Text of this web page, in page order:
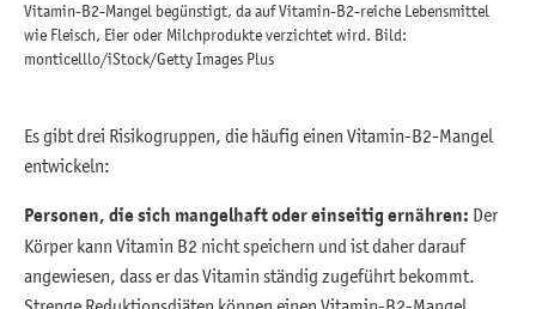
Vitamin-B2-Mangel begünstigt, da auf Vitamin-B2-reiche Lebensmittel
wie Fleisch, Eier oder Milchprodukte verzichtet wird. Bild:
monticelllo/iStock/Getty Images Plus
Es gibt drei Risikogruppen, die häufig einen Vitamin-B2-Mangel
entwickeln:
Personen, die sich mangelhaft oder einseitig ernähren: Der
Körper kann Vitamin B2 nicht speichern und ist daher darauf
angewiesen, dass er das Vitamin ständig zugeführt bekommt.